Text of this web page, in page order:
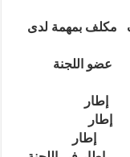
مكلف بمهمة لدى
إطار
إطار